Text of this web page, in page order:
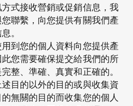
式接收營銷或促銷信息，我
聯繫，向您提供有關我們產
。
到您的個人資料向您提供產
您需要確保提交給我們的所
整、準確、真實和正確的。
目的以外的目的或與收集資
無關的目的而收集您的個人